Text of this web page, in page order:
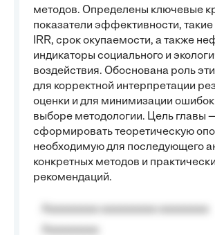
методов. Определены ключевые
показатели эффективности, такие
IRR, срок окупаемости, а также
индикаторы социального и
воздействия. Обоснована роль
для корректной интерпретации
оценки и для минимизации
выборе методологии. Цель главы
сформировать теоретическую
необходимую для последующего
конкретных методов и
рекомендаций.